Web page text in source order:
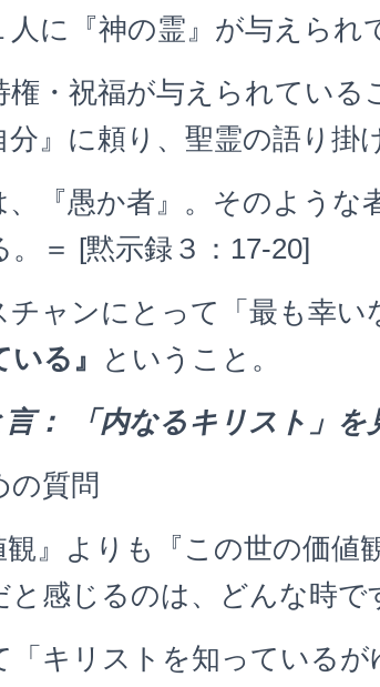
に『神の霊』が与えられ
・祝福が与えられている
』に頼り、聖霊の語り掛
愚か者』。そのような
＝ [黙示録３：17-20]
ンにとって「最も幸い
る』 ということ。
：
「内なるキリスト」を
質問
』よりも『この世の価値
と感じるのは、どんな時で
キリストを知っているが